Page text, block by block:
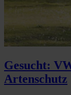
Gesucht:
Artenschutz